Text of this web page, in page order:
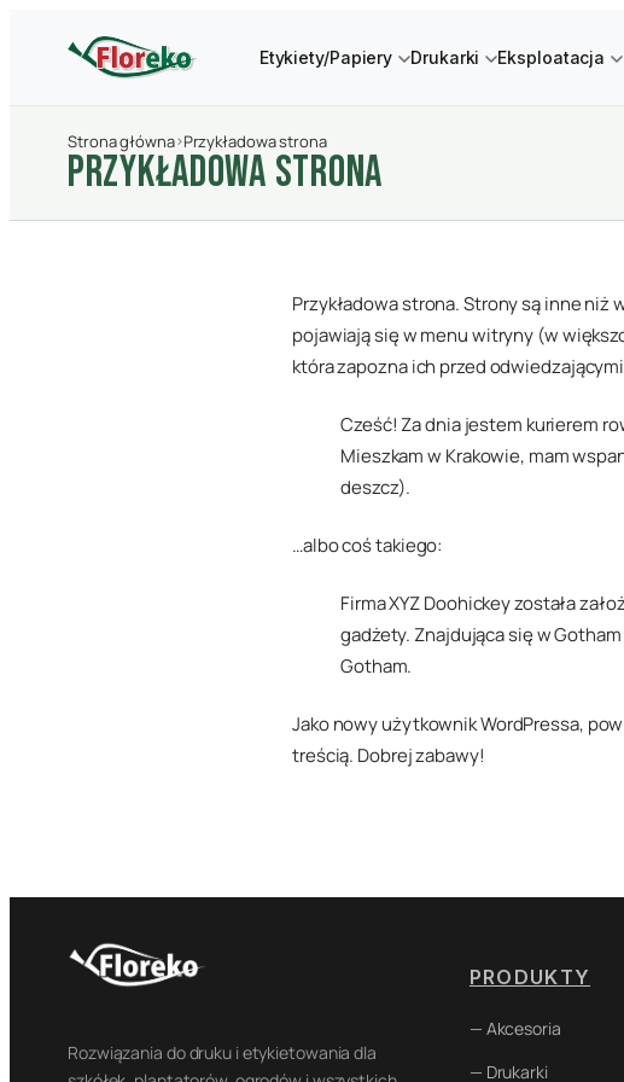
Etykiety/Papiery Drukarki Eksploatacja
Strona główna›Przykładowa strona
PRZYKłADOWA STRONA
Przykładowa strona. Strony są inne
pojawiają się w menu witryny (w
która zapozna ich przed
Cześć! Za dnia jestem kurierem
Mieszkam w Krakowie, mam
deszcz).
…albo coś takiego:
Firma XYZ Doohickey została
gadżety. Znajdująca się w
Gotham.
Jako nowy użytkownik WordPressa,
treścią. Dobrej zabawy!
Rozwiązania do druku i etykietowania dla
PRODUKTY
— Akcesoria
— Drukarki